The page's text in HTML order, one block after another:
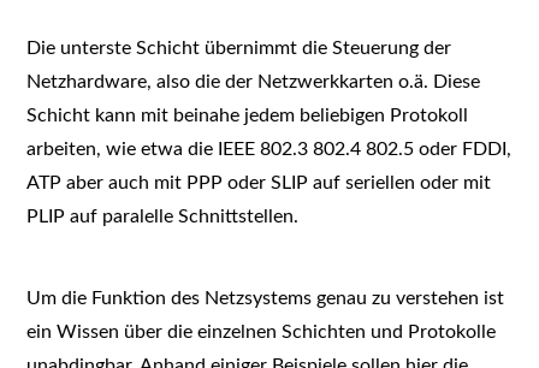
Die unterste Schicht übernimmt die Steuerung der
Netzhardware, also die der Netzwerkkarten o.ä. Diese
Schicht kann mit beinahe jedem beliebigen Protokoll
arbeiten, wie etwa die IEEE 802.3 802.4 802.5 oder FDDI,
ATP aber auch mit PPP oder SLIP auf seriellen oder mit
PLIP auf paralelle Schnittstellen.
Um die Funktion des Netzsystems genau zu verstehen ist
ein Wissen über die einzelnen Schichten und Protokolle